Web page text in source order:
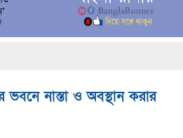
ভবনে নাস্তা ও অবস্থান করার